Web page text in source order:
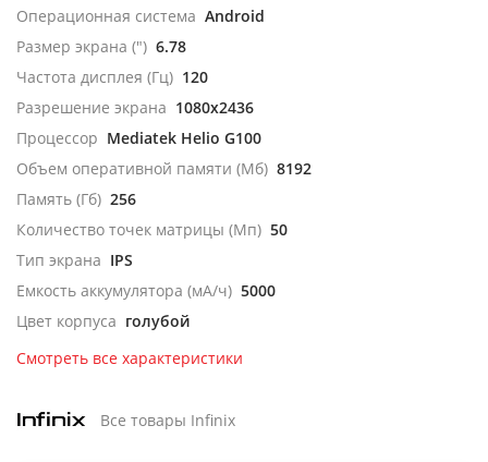
Операционная система Android
Размер экрана (") 6.78
Частота дисплея (Гц) 120
Разрешение экрана 1080x2436
Процессор Mediatek Helio G100
Объем оперативной памяти (Мб) 8192
Память (Гб) 256
Количество точек матрицы (Мп) 50
Тип экрана IPS
Емкость аккумулятора (мА/ч) 5000
Цвет корпуса голубой
Смотреть все характеристики
Все товары Infinix